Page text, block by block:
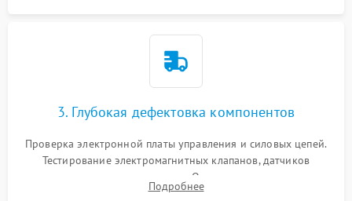
3. Глубокая дефектовка компонентов
Проверка электронной платы управления и силовых цепей.
Тестирование электромагнитных клапанов, датчиков
температуры и расходомера. Оценка степени износа
жерновов кофемолки, уплотнительных колец гидросистемы
Подробнее